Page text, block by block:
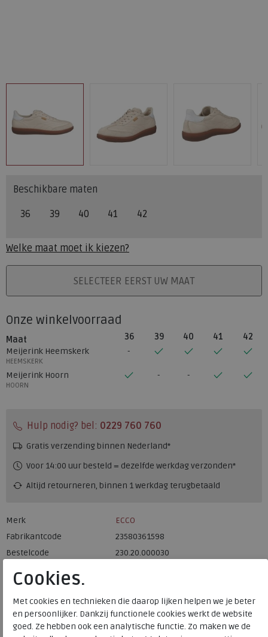
Beschikbare maten
36 39 40 41 42
Welke maat moet ik kiezen?
PLAATS IN WINKELMANDSELECTEER EERST UW MAAT
Onze winkelvoorraad
Maat 36 39 40 41
42
Meijerink Heemskerk
HEEMSKERK
Meijerink Hoorn
HOORN
Hulp nodig? bel: 0229 760 760
Gratis verzending binnen Nederland*
Voor 14:00 uur besteld = dezelfde werkdag verzonden*
Altijd retourneren, binnen 1 werkdag terugbetaald
Merk
ECCO
Fabrikantcode
23580361598
Bestelcode
230.20.000030
Materiaal
Leer
Uitneembaar voetbed
nee
Cookies.
Met cookies en technieken die daarop lijken helpen we je beter
en persoonlijker. Dankzij functionele cookies werkt de website
goed. Ze hebben ook een analytische functie. Zo maken we de